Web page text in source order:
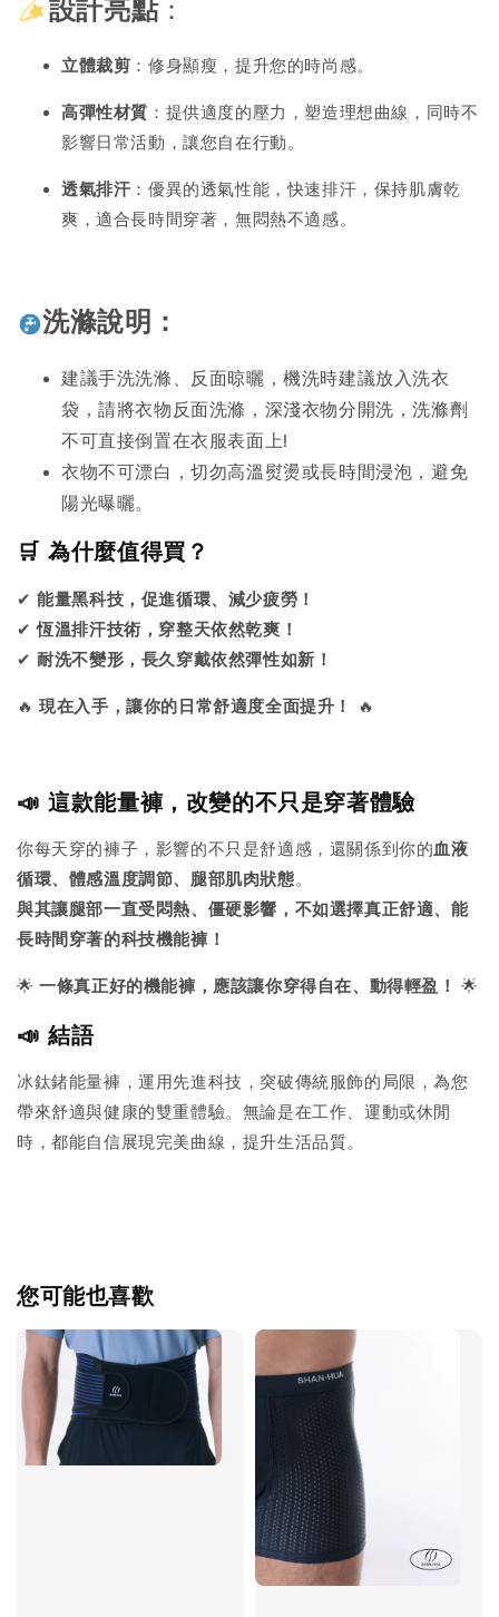
設計亮點：
立體裁剪 ：修身顯瘦，提升您的時尚感。
高彈性材質 ：提供適度的壓力，塑造理想曲線，同時不
影響日常活動，讓您自在行動。
透氣排汗 ：優異的透氣性能，快速排汗，保持肌膚乾
爽，適合長時間穿著，無悶熱不適感。
洗滌說明：
建議手洗洗滌、反面晾曬，機洗時建議放入洗衣
袋，請將衣物反面洗滌，深淺衣物分開洗，洗滌劑
不可直接倒置在衣服表面上!
衣物不可漂白，切勿高溫熨燙或長時間浸泡，避免
陽光曝曬。
🛒 為什麼值得買？
✔能量黑科技，促進循環、減少疲勞！
✔恆溫排汗技術，穿整天依然乾爽！
✔耐洗不變形，長久穿戴依然彈性如新！
🔥現在入手，讓你的日常舒適度全面提升！ 🔥
📣 這款能量褲，改變的不只是穿著體驗
你每天穿的褲子，影響的不只是舒適感，還關係到你的血液
循環、體感溫度調節、腿部肌肉狀態。
與其讓腿部一直受悶熱、僵硬影響，不如選擇真正舒適、能
長時間穿著的科技機能褲！
🌟一條真正好的機能褲，應該讓你穿得自在、動得輕盈！ 🌟
📣 結語
冰鈦鍺能量褲，運用先進科技，突破傳統服飾的局限，為您
帶來舒適與健康的雙重體驗。無論是在工作、運動或休閒
時，都能自信展現完美曲線，提升生活品質。
您可能也喜歡